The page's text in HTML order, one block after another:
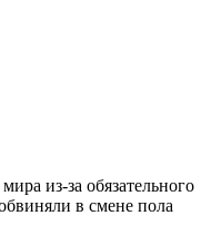
из-за обязательного
в смене пола